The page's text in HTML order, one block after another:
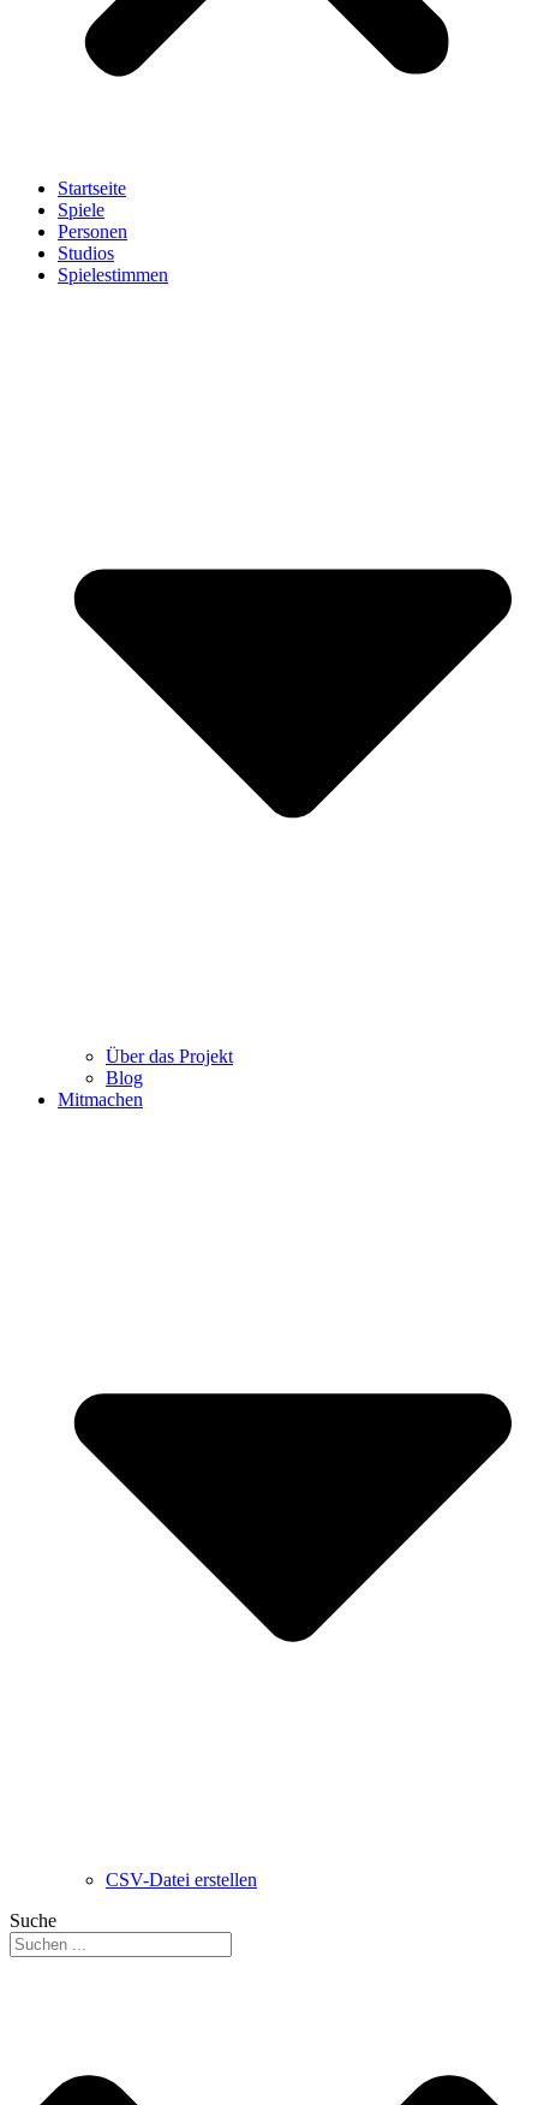
Startseite
Spiele
Personen
Studios
Spielestimmen
Über das Projekt
Blog
Mitmachen
CSV-Datei erstellen
Suche